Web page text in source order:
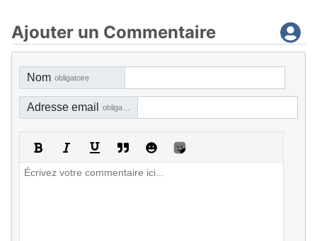
Ajouter un Commentaire
Nom obligatoire
Adresse email